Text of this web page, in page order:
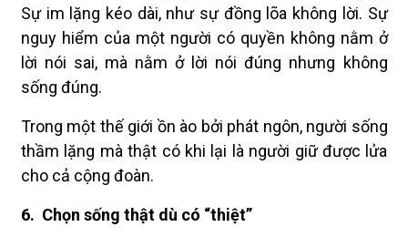
Sự im lặng kéo dài, như sự đồng lõa không lời. Sự
nguy hiểm của một người có quyền không nằm ở
lời nói sai, mà nằm ở lời nói đúng nhưng không
sống đúng.
Trong một thế giới ồn ào bởi phát ngôn, người sống
thầm lặng mà thật có khi lại là người giữ được lửa
cho cả cộng đoàn.
6. Chọn sống thật dù có “thiệt”